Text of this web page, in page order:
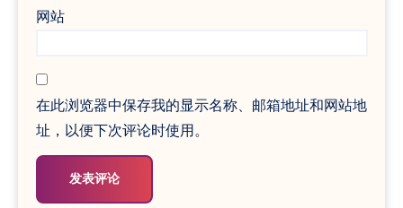
网站
在此浏览器中保存我的显示名称、邮箱地址和网站地
址，以便下次评论时使用。